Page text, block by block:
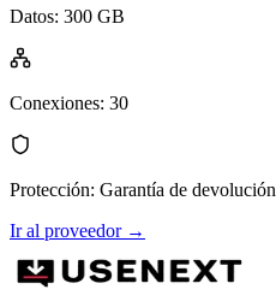
Datos: 300 GB
Conexiones: 30
Protección: Garantía de devolución
Ir al proveedor→